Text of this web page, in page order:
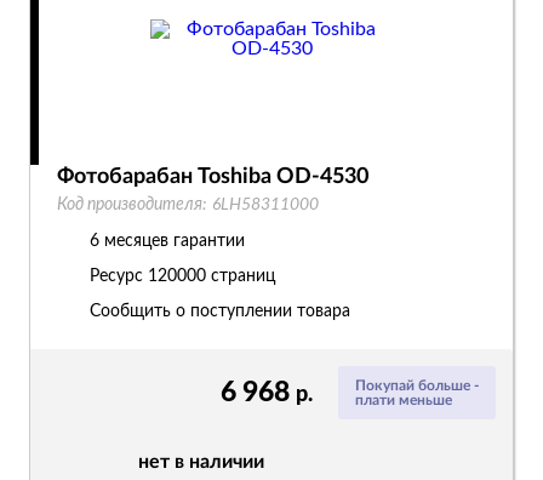
Покупай больше -
плати меньше
6 968 р.
нет в наличии
Фотобарабан Toshiba OD-4530
Код производителя: 6LH58311000
6 месяцев гарантии
Ресурс 120000 страниц
Сообщить о поступлении товара